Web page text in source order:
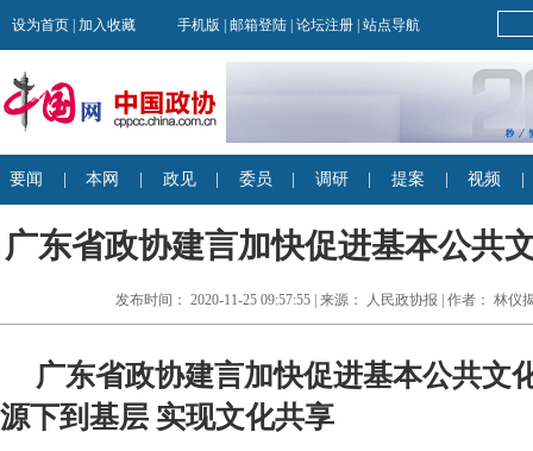
广东省政协建言加快促进基本公共
发布时间： 2020-11-25 09:57:55 | 来源： 人民政协报 | 作者： 林仪
广东省政协建言加快促进基本公共文
源下到基层 实现文化共享